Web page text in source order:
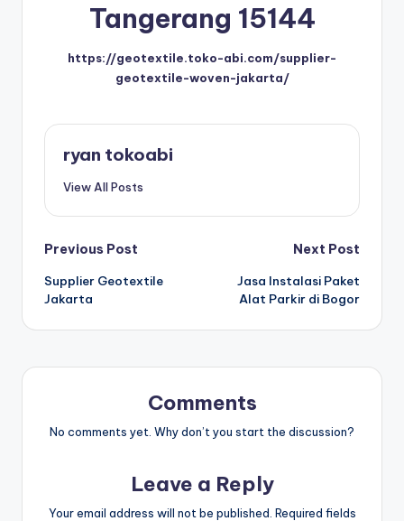
Tangerang 15144
https://geotextile.toko-abi.com/supplier-
geotextile-woven-jakarta/
ryan tokoabi
View All Posts
Post
navigation
Previous Post
Supplier Geotextile
Jakarta
Next Post
Jasa Instalasi Paket
Alat Parkir di Bogor
Comments
No comments yet. Why don’t you start the discussion?
Leave a Reply
Your email address will not be published. Required fields